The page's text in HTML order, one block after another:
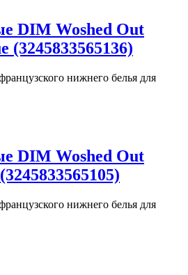
DIM Woshed Out
(3245833565136)
нижнего белья для
DIM Woshed Out
нижнего белья для